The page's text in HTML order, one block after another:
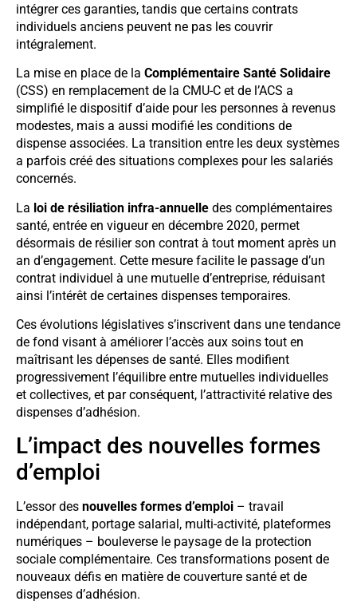
intégrer ces garanties, tandis que certains contrats
individuels anciens peuvent ne pas les couvrir
intégralement.
La mise en place de la Complémentaire Santé Solidaire
(CSS) en remplacement de la CMU-C et de l’ACS a
simplifié le dispositif d’aide pour les personnes à revenus
modestes, mais a aussi modifié les conditions de
dispense associées. La transition entre les deux systèmes
a parfois créé des situations complexes pour les salariés
concernés.
La loi de résiliation infra-annuelle des complémentaires
santé, entrée en vigueur en décembre 2020, permet
désormais de résilier son contrat à tout moment après un
an d’engagement. Cette mesure facilite le passage d’un
contrat individuel à une mutuelle d’entreprise, réduisant
ainsi l’intérêt de certaines dispenses temporaires.
Ces évolutions législatives s’inscrivent dans une tendance
de fond visant à améliorer l’accès aux soins tout en
maîtrisant les dépenses de santé. Elles modifient
progressivement l’équilibre entre mutuelles individuelles
et collectives, et par conséquent, l’attractivité relative des
dispenses d’adhésion.
L’impact des nouvelles formes
d’emploi
L’essor des nouvelles formes d’emploi – travail
indépendant, portage salarial, multi-activité, plateformes
numériques – bouleverse le paysage de la protection
sociale complémentaire. Ces transformations posent de
nouveaux défis en matière de couverture santé et de
dispenses d’adhésion.